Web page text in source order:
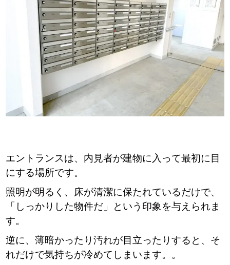
エントランスは、内見者が建物に入って最初に目
にする場所です。
照明が明るく、床が清潔に保たれているだけで、
「しっかりした物件だ」という印象を与えられま
す。
逆に、薄暗かったり汚れが目立ったりすると、そ
れだけで気持ちが冷めてしまいます。。